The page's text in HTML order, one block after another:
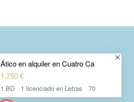
Ático en alquiler en Cuatro Ca
1.750 €
1 BD 1 licenciado en Letras 70